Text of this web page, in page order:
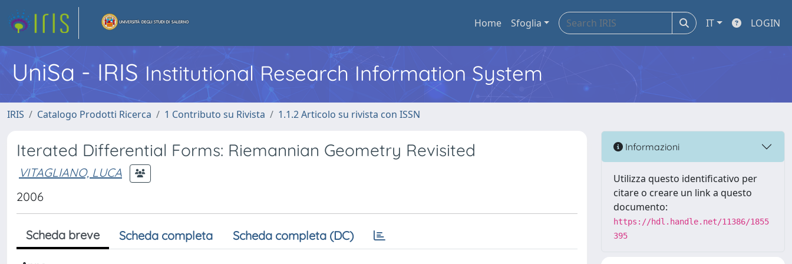
Home Sfoglia IT LOGIN
UniSa - IRIS Institutional Research Information System
IRIS Catalogo Prodotti Ricerca 1 Contributo su Rivista 1.1.2 Articolo su rivista con ISSN
Iterated Differential Forms: Riemannian Geometry Revisited
VITAGLIANO, LUCA
2006
Scheda breve Scheda completa Scheda completa (DC)
Informazioni
Utilizza questo identificativo per
citare o creare un link a questo
documento:
https://hdl.handle.net/11386/1855
395